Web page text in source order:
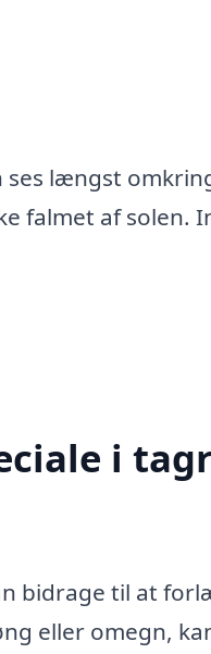
ses længst
falmet af solen.
i
bidrage til at
eller omegn,